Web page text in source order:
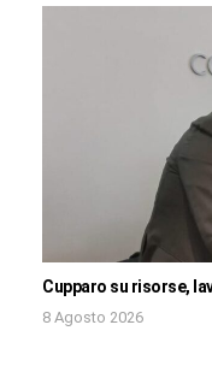
Cupparo su risorse,
8 Agosto 2026